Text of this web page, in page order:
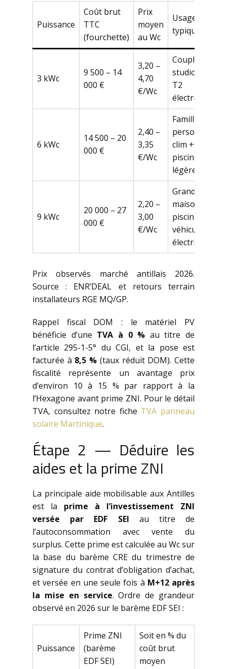
Puissance
Coût brut
TTC
(fourchette)
Prix
moyen
au Wc
Usage
typique
3 kWc
9 500 – 14
000 €
3,20 –
4,70
€/Wc
Couple,
studio ou
T2
électrique
6 kWc
14 500 – 20
000 €
2,40 –
3,35
€/Wc
Famille 4-5
personnes,
clim +
piscine
légère
9 kWc
20 000 – 27
000 €
2,20 –
3,00
€/Wc
Grande
maison,
piscine,
véhicule
électrique
Prix observés marché antillais 2026.
Source : ENR’DEAL et retours terrain
installateurs RGE MQ/GP.
Rappel fiscal DOM : le matériel PV
bénéficie d’une TVA à 0 % au titre de
l’article 295-1-5° du CGI, et la pose est
facturée à 8,5 % (taux réduit DOM). Cette
fiscalité représente un avantage prix
d’environ 10 à 15 % par rapport à la
l’Hexagone avant prime ZNI. Pour le détail
TVA, consultez notre fiche TVA panneau
solaire Martinique.
Étape 2 — Déduire les
aides et la prime ZNI
La principale aide mobilisable aux Antilles
est la prime à l’investissement ZNI
versée par EDF SEI au titre de
l’autoconsommation avec vente du
surplus. Cette prime est calculée au Wc sur
la base du barème CRE du trimestre de
signature du contrat d’obligation d’achat,
et versée en une seule fois à M+12 après
la mise en service. Ordre de grandeur
observé en 2026 sur le barème EDF SEI :
Puissance
Prime ZNI
(barème
EDF SEI)
Soit en % du
coût brut
moyen